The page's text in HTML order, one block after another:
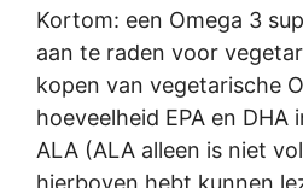
Kortom: een Omega 3
aan te raden voor
kopen van vegetarische
hoeveelheid EPA en
ALA (ALA alleen is niet
hierboven hebt kunnen